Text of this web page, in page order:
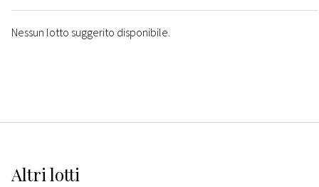
Nessun lotto suggerito disponibile.
Altrilotti